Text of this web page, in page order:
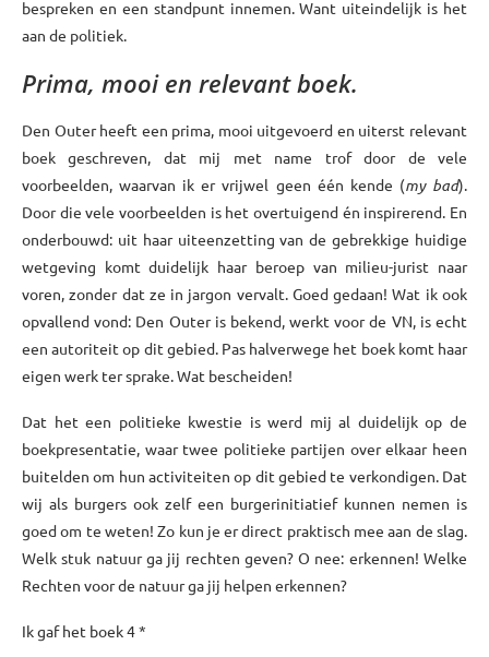
bespreken en een standpunt innemen. Want uiteindelijk is het
aan de politiek.
Prima, mooi en relevant boek.
Den Outer heeft een prima, mooi uitgevoerd en uiterst relevant
boek geschreven, dat mij met name trof door de vele
voorbeelden, waarvan ik er vrijwel geen één kende (my bad).
Door die vele voorbeelden is het overtuigend én inspirerend. En
onderbouwd: uit haar uiteenzetting van de gebrekkige huidige
wetgeving komt duidelijk haar beroep van milieu-jurist naar
voren, zonder dat ze in jargon vervalt. Goed gedaan! Wat ik ook
opvallend vond: Den Outer is bekend, werkt voor de VN, is echt
een autoriteit op dit gebied. Pas halverwege het boek komt haar
eigen werk ter sprake. Wat bescheiden!
Dat het een politieke kwestie is werd mij al duidelijk op de
boekpresentatie, waar twee politieke partijen over elkaar heen
buitelden om hun activiteiten op dit gebied te verkondigen. Dat
wij als burgers ook zelf een burgerinitiatief kunnen nemen is
goed om te weten! Zo kun je er direct praktisch mee aan de slag.
Welk stuk natuur ga jij rechten geven? O nee: erkennen! Welke
Rechten voor de natuur ga jij helpen erkennen?
Ik gaf het boek 4 *